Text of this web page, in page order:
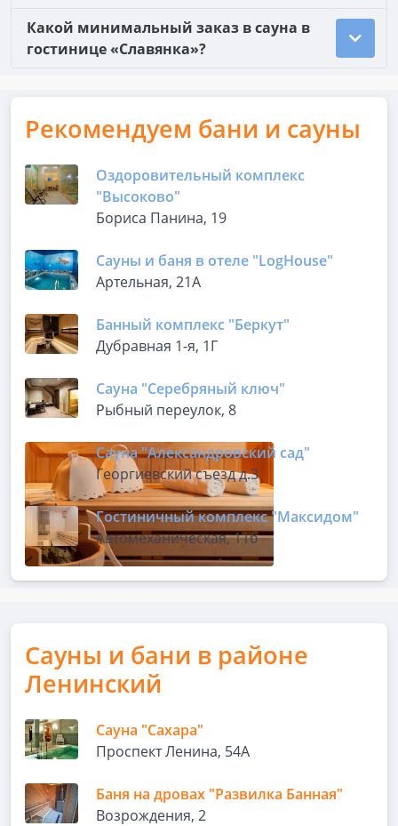
Какой минимальный заказ в сауна в
гостинице «Славянка»?
Рекомендуем бани и сауны
Оздоровительный комплекс
"Высоково"
Бориса Панина, 19
Сауны и баня в отеле "LogHousе"
Артельная, 21А
Банный комплекс "Беркут"
Дубравная 1-я, 1Г
Сауна "Серебряный ключ"
Рыбный переулок, 8
Сауна "Александровский сад"
Георгиевский съезд д.3
Гостиничный комплекс "Максидом"
Автомеханическая, 11б
Сауны и бани в районе
Ленинский
Сауна "Сахара"
Проспект Ленина, 54А
Баня на дровах "Развилка Банная"
Возрождения, 2